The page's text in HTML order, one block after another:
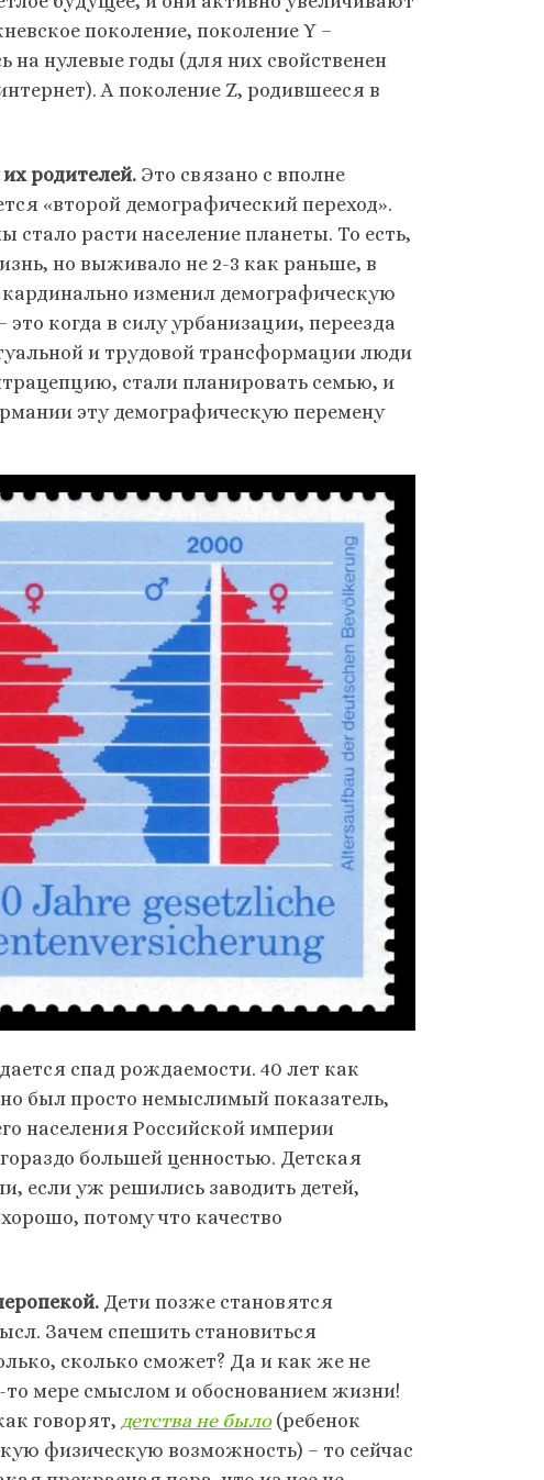
поколение, поколение Y –
на нулевые годы (для них свойственен
А поколение Z, родившееся в
родителей. Это связано с вполне
«второй демографический переход».
расти население планеты. То есть,
но выживало не 2-3 как раньше, в
изменил демографическую
когда в силу урбанизации, переезда
и трудовой трансформации люди
стали планировать семью, и
эту демографическую перемену
спад рождаемости. 40 лет как
был просто немыслимый показатель,
населения Российской империи
большей ценностью. Детская
если уж решились заводить детей,
потому что качество
Дети позже становятся
Зачем спешить становиться
сколько сможет? Да и как же не
то мере смыслом и обоснованием жизни!
говорят, детства не было(ребенок
физическую возможность) – то сейчас